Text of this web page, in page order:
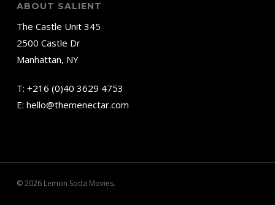
ABOUT SALIENT
The Castle Unit 345
2500 Castle Dr
Manhattan, NY
T: +216 (0)40 3629 4753
E: hello@themenectar.com
© 2026 Lemon Soda Movies.